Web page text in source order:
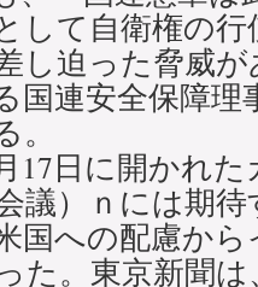
して自衛権の
し迫った脅威
国連安全保障
17日に開かれ
議）ｎには期
国への配慮か
た。東京新聞